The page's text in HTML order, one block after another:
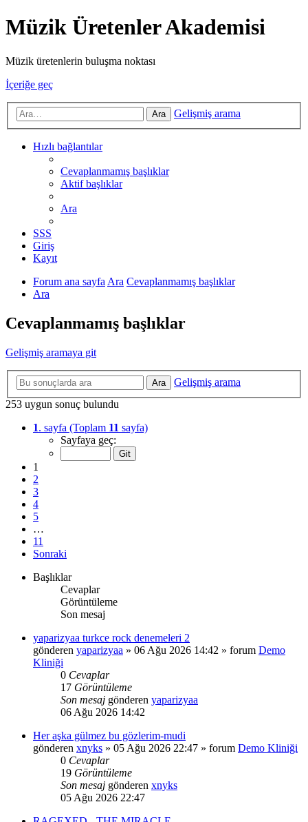
Müzik Üretenler Akademisi
Müzik üretenlerin buluşma noktası
İçeriğe geç
Ara Gelişmiş arama
Hızlı bağlantılar
Cevaplanmamış başlıklar
Aktif başlıklar
Ara
SSS
Giriş
Kayıt
Forum ana sayfaAra Cevaplanmamış başlıklar
Ara
Cevaplanmamış başlıklar
Gelişmiş aramaya git
Ara
Gelişmiş arama
253 uygun sonuç bulundu
1. sayfa (Toplam 11 sayfa)
Sayfaya geç:
1
2
3
4
5
…
11
Sonraki
Başlıklar
Cevaplar
Görüntüleme
Son mesaj
yaparizyaa turkce rock denemeleri 2
gönderen yaparizyaa » 06 Ağu 2026 14:42 » forum Demo
Kliniği
0 Cevaplar
17 Görüntüleme
Son mesaj gönderen yaparizyaa
06 Ağu 2026 14:42
Her aşka gülmez bu gözlerim-mudi
gönderen xnyks » 05 Ağu 2026 22:47 » forum Demo Kliniği
0 Cevaplar
19 Görüntüleme
Son mesaj gönderen xnyks
05 Ağu 2026 22:47